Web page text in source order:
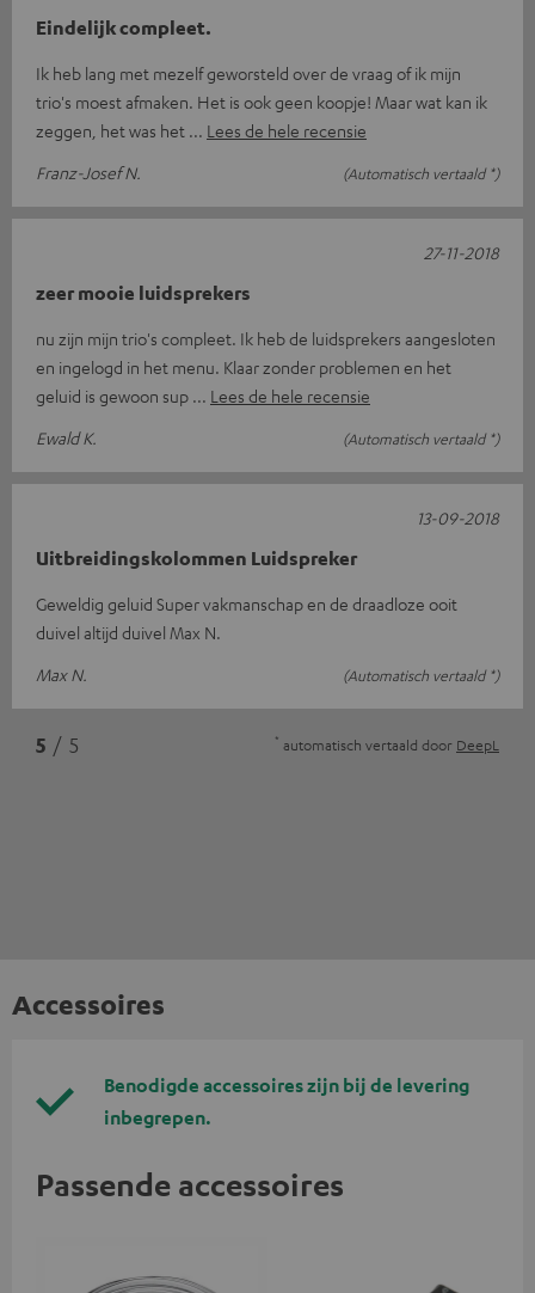
Eindelijk compleet.
Ik heb lang met mezelf geworsteld over de vraag of ik mijn
trio's moest afmaken. Het is ook geen koopje! Maar wat kan ik
zeggen, het was het
Lees de hele recensie
Franz-Josef N.
(Automatisch vertaald *)
zeer mooie luidsprekers
nu zijn mijn trio's compleet. Ik heb de luidsprekers aangesloten
en ingelogd in het menu. Klaar zonder problemen en het
geluid is gewoon sup
Lees de hele recensie
Ewald K.
(Automatisch vertaald *)
27-11-2018
Uitbreidingskolommen Luidspreker
Geweldig geluid Super vakmanschap en de draadloze ooit
duivel altijd duivel Max N.
Max N.
(Automatisch vertaald *)
13-09-2018
5 / 5 * automatisch vertaald door DeepL
Accessoires
Benodigde accessoires zijn bij de levering
inbegrepen.
Passende accessoires